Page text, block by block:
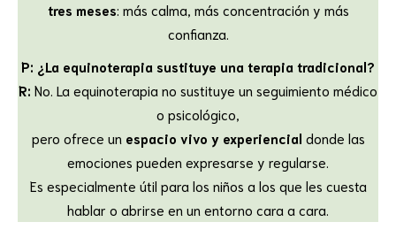
tres meses: más calma, más concentración y más
confianza.
P: ¿La equinoterapia sustituye una terapia tradicional?
R: No. La equinoterapia no sustituye un seguimiento médico
o psicológico,
pero ofrece un espacio vivo y experiencial donde las
emociones pueden expresarse y regularse.
Es especialmente útil para los niños a los que les cuesta
hablar o abrirse en un entorno cara a cara.